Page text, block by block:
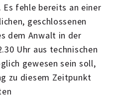
fehle bereits an einer
geschlossenen
dem Anwalt in der
Uhr aus technischen
gewesen sein soll,
zu diesem Zeitpunkt